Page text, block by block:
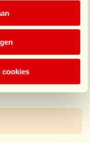
cookies
en Team !